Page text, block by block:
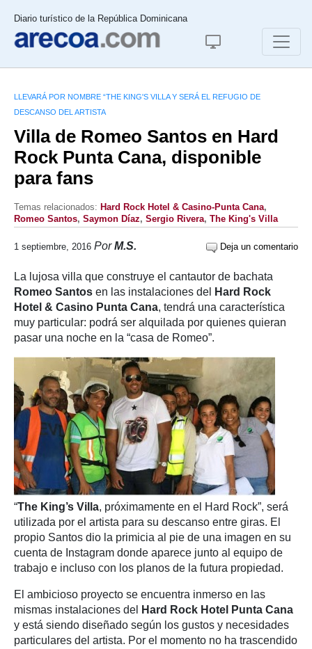
Diario turístico de la República Dominicana
LLEVARÁ POR NOMBRE “THE KING'S VILLA Y SERÁ EL REFUGIO DE
DESCANSO DEL ARTISTA
Villa de Romeo Santos en Hard
Rock Punta Cana, disponible
para fans
Temas relacionados: Hard Rock Hotel & Casino-Punta Cana,
Romeo Santos, Saymon Díaz, Sergio Rivera, The King's Villa
1 septiembre, 2016 PorM.S. Deja un comentario
La lujosa villa que construye el cantautor de bachata
Romeo Santos en las instalaciones del
Hard Rock
Hotel & Casino Punta Cana, tendrá una característica
muy particular: podrá ser alquilada por quienes quieran
pasar una noche en la “casa de Romeo”.
“The King’s Villa, próximamente en el Hard Rock”, será
utilizada por el artista para su descanso entre giras. El
propio Santos dio la primicia al pie de una imagen en su
cuenta de Instagram donde aparece junto al equipo de
trabajo e incluso con los planos de la futura propiedad.
El ambicioso proyecto se encuentra inmerso en las
mismas instalaciones del
Hard Rock Hotel Punta Cana
y está siendo diseñado según los gustos y necesidades
particulares del artista. Por el momento no ha trascendido